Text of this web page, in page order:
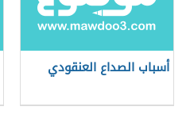
أسباب الصداع العنقودي